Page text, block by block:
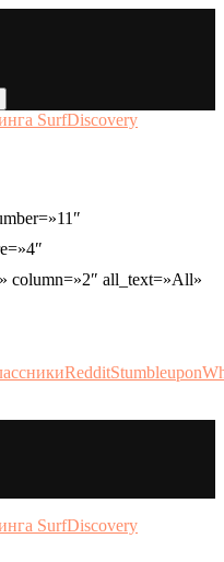
column=»2″ all_text=»All»
RedditStumbleupon